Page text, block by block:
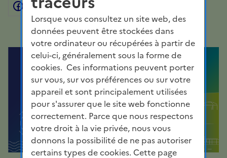
Lorsque vous consultez un site web, des
données peuvent être stockées dans
votre ordinateur ou récupérées à partir de
celui-ci, généralement sous la forme de
cookies. Ces informations peuvent porter
sur vous, sur vos préférences ou sur votre
appareil et sont principalement utilisées
pour s'assurer que le site web fonctionne
correctement. Parce que nous respectons
votre droit à la vie privée, nous vous
donnons la possibilité de ne pas autoriser
certains types de cookies. Cette page
FacebookPartager sur Twitter
Partager sur Linkedin